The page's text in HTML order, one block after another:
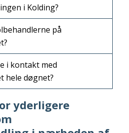
i Kolding?
på
i kontakt med
hele døgnet?
yderligere